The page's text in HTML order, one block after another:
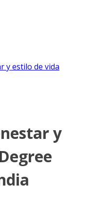
y estilo de vida
y